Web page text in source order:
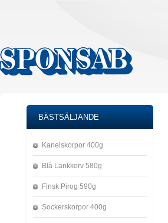
BÄSTSÄLJANDE
Kanelskorpor 400g
Blå Länkkorv 580g
Finsk Pirog 590g
Sockerskorpor 400g